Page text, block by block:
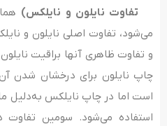
تفاوت نایلون و نایلکس)
می‌شود، تفاوت اصلی نایلون و
و تفاوت ظاهری آنها براقیت
چاپ نایلون برای درخشان شدن
استفاده می‌شود. سومین